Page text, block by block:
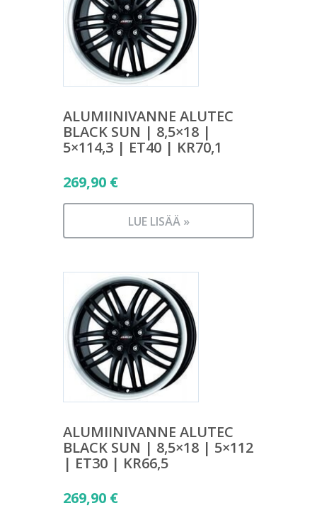
ALUMIINIVANNE ALUTEC
BLACK SUN | 8,5×18 |
5×114,3 | ET40 | KR70,1
269,90 €
LUE LISÄÄ »
ALUMIINIVANNE ALUTEC
BLACK SUN | 8,5×18 | 5×112
| ET30 | KR66,5
269,90 €